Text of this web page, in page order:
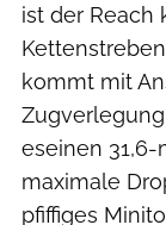
ist der Reach
kommt mit
eseinen
maximale
pfiffiges